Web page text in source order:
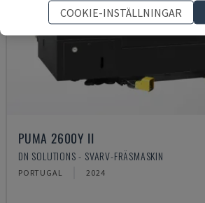
PUMA 2600Y II
DN SOLUTIONS - SVARV-FRÄSMASKIN
PORTUGAL 2024
COOKIE-INSTÄLLNINGAR